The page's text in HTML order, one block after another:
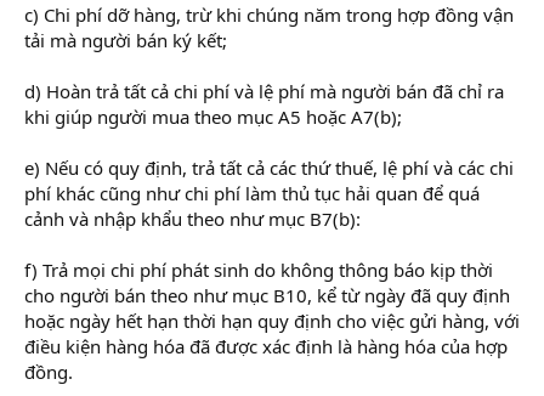
c) Chi phí dỡ hàng, trừ khi chúng năm trong hợp đồng vận
tải mà người bán ký kết;
d) Hoàn trả tất cả chi phí và lệ phí mà người bán đã chỉ ra
khi giúp người mua theo mục A5 hoặc A7(b);
e) Nếu có quy định, trả tất cả các thứ thuế, lệ phí và các chi
phí khác cũng như chi phí làm thủ tục hải quan để quá
cảnh và nhập khẩu theo như mục B7(b):
f) Trả mọi chi phí phát sinh do không thông báo kịp thời
cho người bán theo như mục B10, kể từ ngày đã quy định
hoặc ngày hết hạn thời hạn quy định cho việc gửi hàng, với
điều kiện hàng hóa đã được xác định là hàng hóa của hợp
đồng.